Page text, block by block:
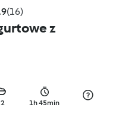
(16)
z
1h 45min